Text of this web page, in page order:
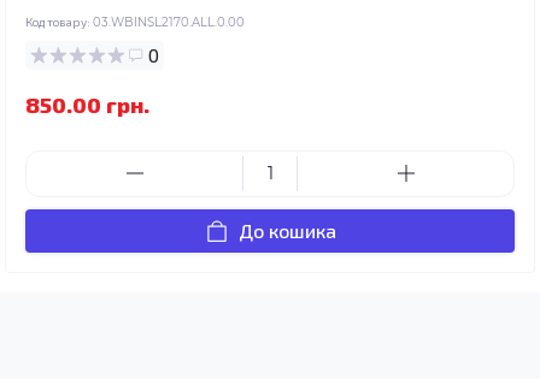
Код товару: 03.WBINSL2170.ALL.0.00
0
850.00 грн.
До кошика